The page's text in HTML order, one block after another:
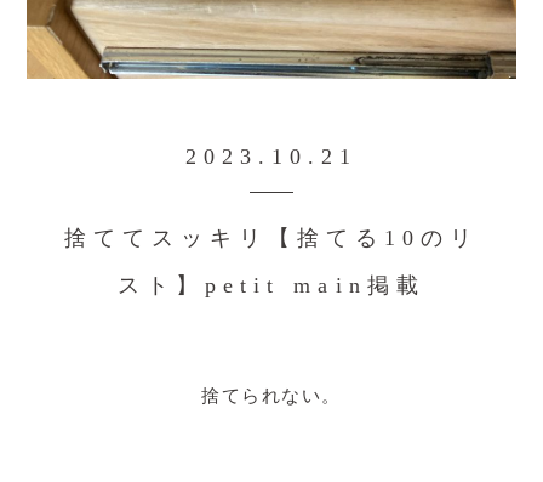
2023.10.21
捨ててスッキリ【捨てる10のリ
スト】petit main掲載
捨てられない。